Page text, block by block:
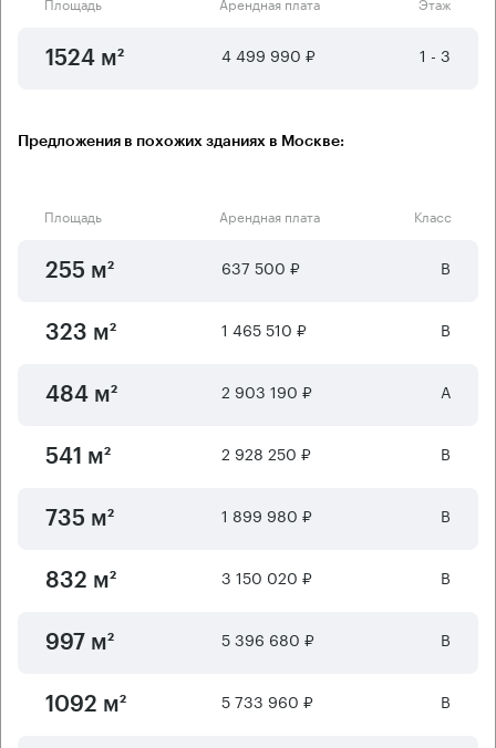
1524 м² 4 499 990 ₽ 1 - 3
Предложения в похожих зданиях в Москве:
Площадь Арендная плата Класс
255 м² 637 500 ₽ B
323 м² 1 465 510 ₽ B
484 м² 2 903 190 ₽ А
541 м² 2 928 250 ₽ B
735 м² 1 899 980 ₽ B
832 м² 3 150 020 ₽ B
997 м² 5 396 680 ₽ B
1092 м² 5 733 960 ₽ B